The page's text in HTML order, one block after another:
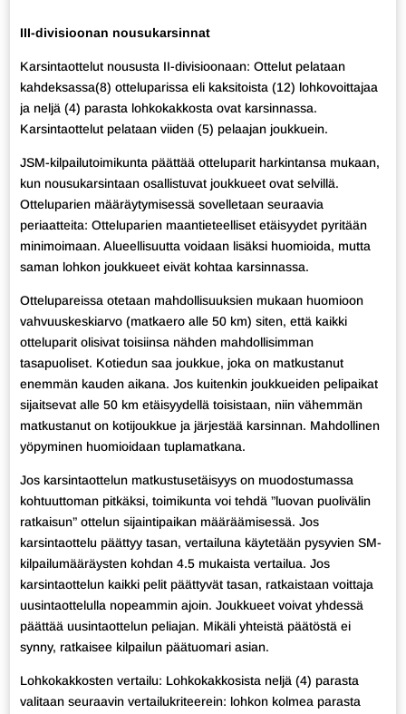
III-divisioonan nousukarsinnat
Karsintaottelut noususta II-divisioonaan: Ottelut pelataan
kahdeksassa(8) otteluparissa eli kaksitoista (12) lohkovoittajaa
ja neljä (4) parasta lohkokakkosta ovat karsinnassa.
Karsintaottelut pelataan viiden (5) pelaajan joukkuein.
JSM-kilpailutoimikunta päättää otteluparit harkintansa mukaan,
kun nousukarsintaan osallistuvat joukkueet ovat selvillä.
Otteluparien määräytymisessä sovelletaan seuraavia
periaatteita: Otteluparien maantieteelliset etäisyydet pyritään
minimoimaan. Alueellisuutta voidaan lisäksi huomioida, mutta
saman lohkon joukkueet eivät kohtaa karsinnassa.
Ottelupareissa otetaan mahdollisuuksien mukaan huomioon
vahvuuskeskiarvo (matkaero alle 50 km) siten, että kaikki
otteluparit olisivat toisiinsa nähden mahdollisimman
tasapuoliset. Kotiedun saa joukkue, joka on matkustanut
enemmän kauden aikana. Jos kuitenkin joukkueiden pelipaikat
sijaitsevat alle 50 km etäisyydellä toisistaan, niin vähemmän
matkustanut on kotijoukkue ja järjestää karsinnan. Mahdollinen
yöpyminen huomioidaan tuplamatkana.
Jos karsintaottelun matkustusetäisyys on muodostumassa
kohtuuttoman pitkäksi, toimikunta voi tehdä ”luovan puolivälin
ratkaisun” ottelun sijaintipaikan määräämisessä. Jos
karsintaottelu päättyy tasan, vertailuna käytetään pysyvien SM-
kilpailumääräysten kohdan 4.5 mukaista vertailua. Jos
karsintaottelun kaikki pelit päättyvät tasan, ratkaistaan voittaja
uusintaottelulla nopeammin ajoin. Joukkueet voivat yhdessä
päättää uusintaottelun peliajan. Mikäli yhteistä päätöstä ei
synny, ratkaisee kilpailun päätuomari asian.
Lohkokakkosten vertailu: Lohkokakkosista neljä (4) parasta
valitaan seuraavin vertailukriteerein: lohkon kolmea parasta